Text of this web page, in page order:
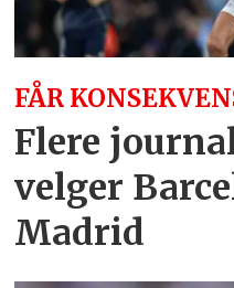
FÅR
Flere
velger
Madrid